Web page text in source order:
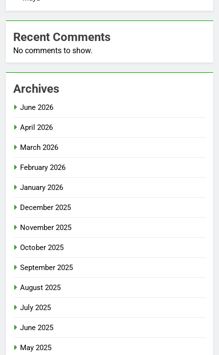
Recent Comments
No comments to show.
Archives
June 2026
April 2026
March 2026
February 2026
January 2026
December 2025
November 2025
October 2025
September 2025
August 2025
July 2025
June 2025
May 2025